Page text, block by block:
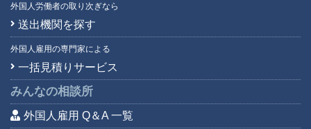
外国人労働者の取り次ぎなら
送出機関を探す
外国人雇用の専門家による
一括見積りサービス
みんなの相談所
外国人雇用 Q＆A 一覧